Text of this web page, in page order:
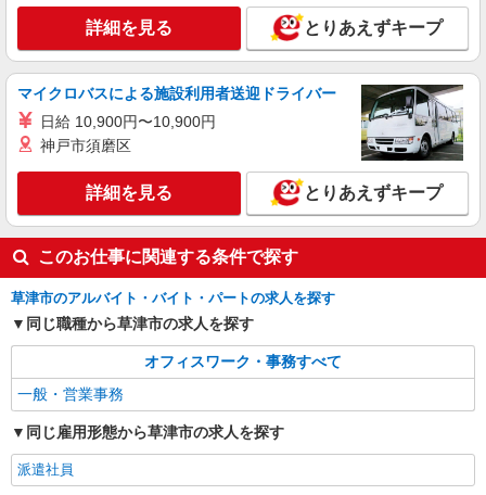
詳細を見る とりあえずキープ
マイクロバスによる施設利用者送迎ドライバー
日給 10,900円〜10,900円
神戸市須磨区
詳細を見る とりあえずキープ
このお仕事に関連する条件で探す
草津市のアルバイト・バイト・パートの求人を探す
同じ職種から草津市の求人を探す
オフィスワーク・事務すべて
一般・営業事務
同じ雇用形態から草津市の求人を探す
派遣社員